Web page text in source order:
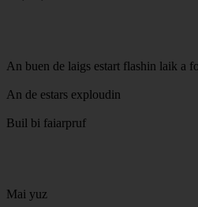
An buen de laigs estart flashin laik a
An de estars exploudin
Buil bi faiarpruf
Mai yuz